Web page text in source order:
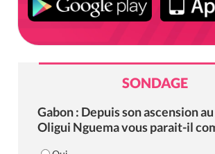
SONDAGE
Gabon : Depuis son ascension
Oligui Nguema vous parait-il